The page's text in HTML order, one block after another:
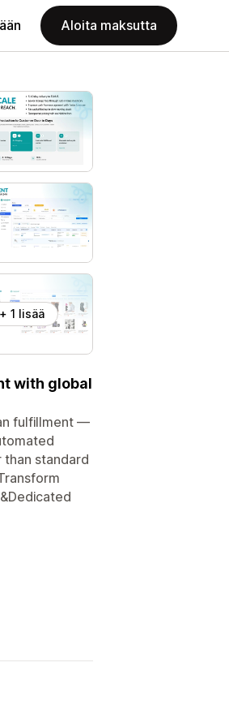
Aloita maksutta
+ 1 lisää
with global
fulfillment —
standard